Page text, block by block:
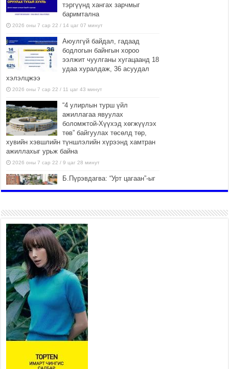
тэргүүнд хангах зарчмыг
баримтална
2026 оны 7 сар 22 / 14 цаг 07 минут
Аюулгүй байдал, гадаад
бодлогын байнгын хороо
ээлжит чуулганы хугацаанд 18
удаа хуралдаж, 36 асуудал
хэлэлцжээ
2026 оны 7 сар 22 / 11 цаг 43 минут
“4 улирлын турш үйл
ажиллагаа явуулах
боломжтой-Хүүхэд хөгжүүлэх
төв” байгуулах төсөлд төр,
хувийн хэвшлийн түншлэлийн хүрээнд хамтран
ажиллахыг урьж байна
2026 оны 7 сар 22 / 9 цаг 28 минут
Б.Пүрэвдагва: “Урт цагаан”-ыг
2026 оны 7 сар 21 / 16 цаг 47 минут
Тусгай замын автобус /BRT/
төслийн удирдах хорооны
ээлжит хуралдаан боллоо
2026 оны 7 сар 21 / 16 цаг 43 минут
Ерөнхий сайд Н.Учрал БНХАУ-
аас Монгол Улсад суугаа
Элчин сайд Шэнь
Миньжюанийг хүлээн авч
уулзав
2026 оны 7 сар 21 / 16 цаг 39 минут
БҮГД НАЙРАМДАХ ТАЖИКИСТАН УЛСТАЙ
ЭДИЙН ЗАСГИЙН ХАМТЫН АЖИЛЛАГААГ
ӨРГӨЖҮҮЛНЭ